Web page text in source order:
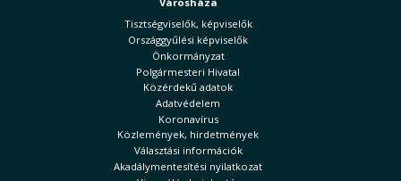
Tisztségviselők, képviselők
Országgyűlési képviselők
Önkormányzat
Polgármesteri Hivatal
Közérdekű adatok
Adatvédelem
Koronavírus
Közlemények, hirdetmények
Választási információk
Akadálymentesítési nyilatkozat